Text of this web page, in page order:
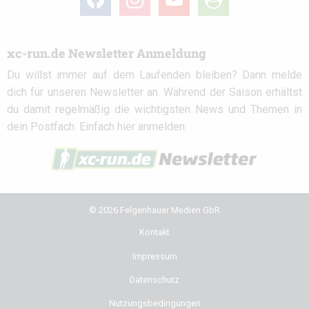
circle
xc-run.de Newsletter Anmeldung
Du willst immer auf dem Laufenden bleiben? Dann melde
dich für unseren Newsletter an. Während der Saison erhältst
du damit regelmäßig die wichtigsten News und Themen in
dein Postfach. Einfach hier anmelden:
© 2026 Felgenhauer Medien GbR
Kontakt
Impressum
Datenschutz
Nutzungsbedingungen